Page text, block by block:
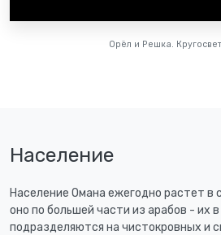
Орёл и Решка.
Население
Население Омана ежегодно растет в
оно по большей части из арабов - их
подразделяются на чистокровных и